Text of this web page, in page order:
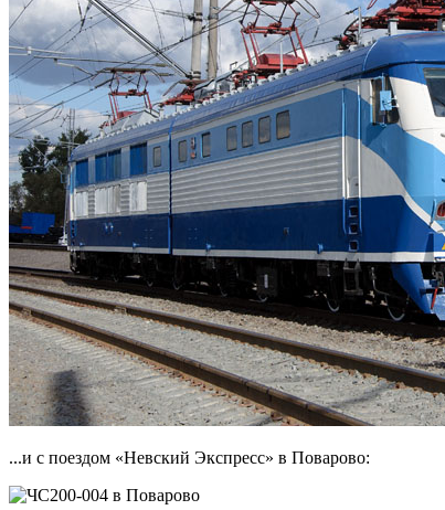
...и с поездом «Невский Экспресс» в Поварово: